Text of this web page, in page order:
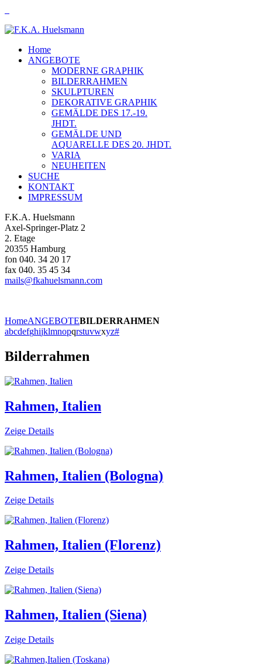
Home
ANGEBOTE
MODERNE GRAPHIK
BILDERRAHMEN
SKULPTUREN
DEKORATIVE GRAPHIK
GEMÄLDE DES 17.-19.
JHDT.
GEMÄLDE UND
AQUARELLE DES 20. JHDT.
VARIA
NEUHEITEN
SUCHE
KONTAKT
IMPRESSUM
F.K.A. Huelsmann
Axel-Springer-Platz 2
2. Etage
20355 Hamburg
fon 040. 34 20 17
fax 040. 35 45 34
mails@fkahuelsmann.com
HomeANGEBOTEBILDERRAHMEN
abcdefghijklmnopqrstuvwxyz#
Bilderrahmen
Rahmen, Italien
Zeige Details
Rahmen, Italien (Bologna)
Zeige Details
Rahmen, Italien (Florenz)
Zeige Details
Rahmen, Italien (Siena)
Zeige Details